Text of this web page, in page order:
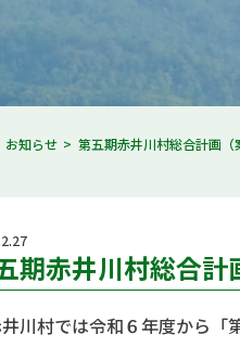
お知らせ 第五期赤井川村総合計画
期赤井川村総合計
川村では令和６年度から「